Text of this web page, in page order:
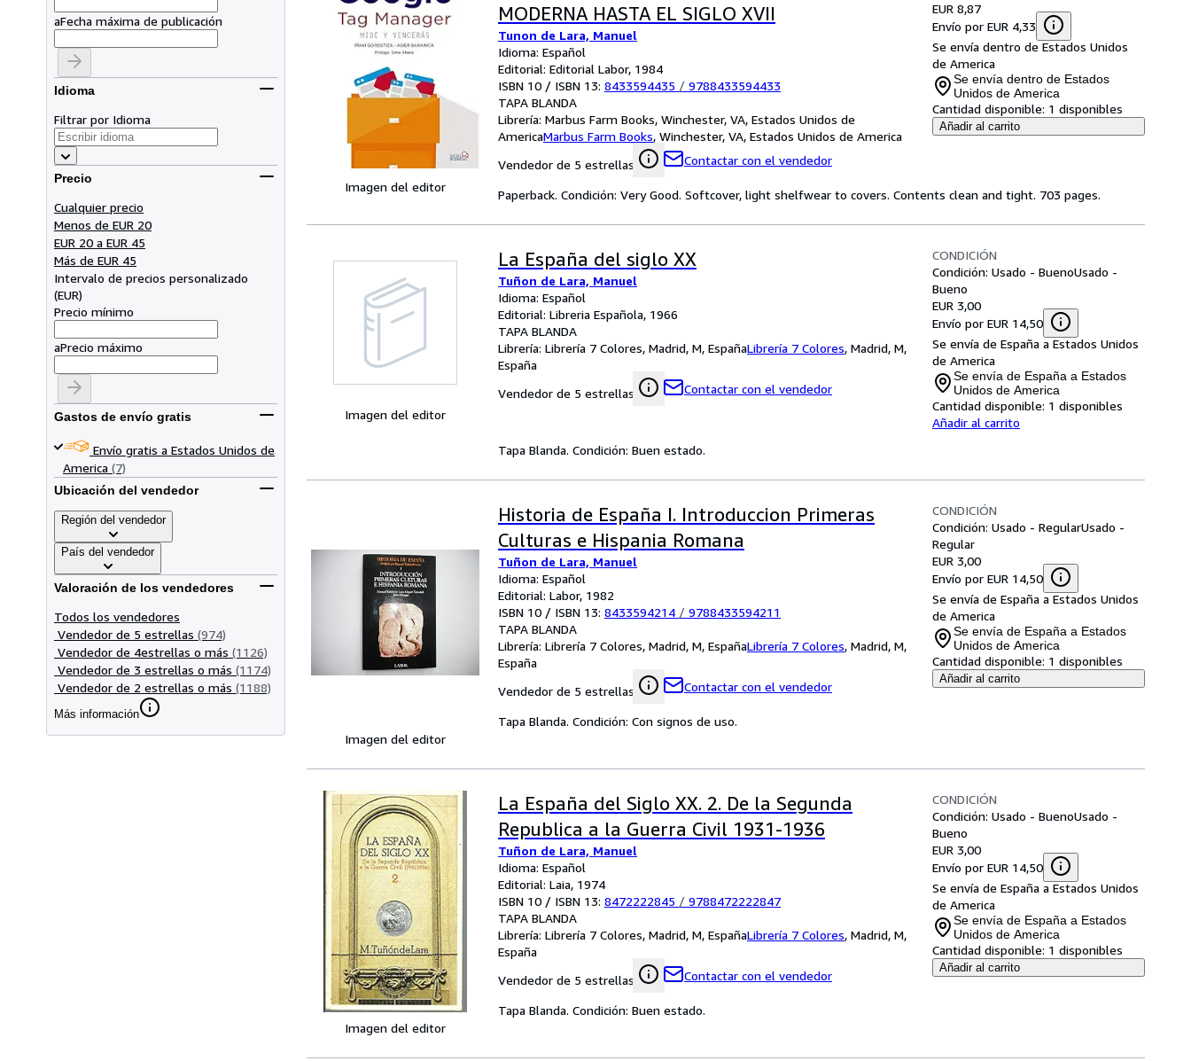
aFecha máxima de publicación
Idioma
Filtrar por Idioma
Precio
Cualquier precio
Menos de EUR 20
EUR 20 a EUR 45
Más de EUR 45
Intervalo de precios personalizado
(EUR)
Precio mínimo
aPrecio máximo
Gastos de envío gratis
Envío gratis a Estados Unidos de
America (7)
Ubicación del vendedor
Región del vendedor
País del vendedor
Valoración de los vendedores
Todos los vendedores
Vendedor de 5 estrellas (974)
Vendedor de 4estrellas o más (1126)
Vendedor de 3 estrellas o más (1174)
Vendedor de 2 estrellas o más (1188)
Más información
Imagen del editor
MODERNA HASTA EL SIGLO XVII
Tunon de Lara, Manuel
Idioma: Español
Editorial: Editorial Labor, 1984
ISBN 10 / ISBN 13: 8433594435 / 9788433594433
TAPA BLANDA
Librería: Marbus Farm Books, Winchester, VA, Estados Unidos de
AmericaMarbus Farm Books, Winchester, VA, Estados Unidos de America
Vendedor de 5 estrellas
Contactar con el vendedor
EUR 8,87
Envío por EUR 4,33
Se envía dentro de Estados Unidos
de America
Se envía dentro de Estados
Unidos de America
Cantidad disponible: 1 disponibles
Añadir al carrito
Paperback. Condición: Very Good. Softcover, light shelfwear to covers. Contents clean and tight. 703 pages.
Imagen del editor
La España del siglo XX
Tuñon de Lara, Manuel
Idioma: Español
Editorial: Libreria Española, 1966
TAPA BLANDA
Librería: Librería 7 Colores, Madrid, M, EspañaLibrería 7 Colores, Madrid, M,
España
Vendedor de 5 estrellas
Contactar con el vendedor
CONDICIÓN
Condición: Usado - BuenoUsado -
Bueno
EUR 3,00
Envío por EUR 14,50
Se envía de España a Estados Unidos
de America
Se envía de España a Estados
Unidos de America
Cantidad disponible: 1 disponibles
Añadir al carrito
Tapa Blanda. Condición: Buen estado.
Imagen del editor
Historia de España I. Introduccion Primeras
Culturas e Hispania Romana
Tuñon de Lara, Manuel
Idioma: Español
Editorial: Labor, 1982
ISBN 10 / ISBN 13: 8433594214 / 9788433594211
TAPA BLANDA
Librería: Librería 7 Colores, Madrid, M, EspañaLibrería 7 Colores, Madrid, M,
España
Vendedor de 5 estrellas
Contactar con el vendedor
CONDICIÓN
Condición: Usado - RegularUsado -
Regular
EUR 3,00
Envío por EUR 14,50
Se envía de España a Estados Unidos
de America
Se envía de España a Estados
Unidos de America
Cantidad disponible: 1 disponibles
Añadir al carrito
Tapa Blanda. Condición: Con signos de uso.
Imagen del editor
La España del Siglo XX. 2. De la Segunda
Republica a la Guerra Civil 1931-1936
Tuñon de Lara, Manuel
Idioma: Español
Editorial: Laia, 1974
ISBN 10 / ISBN 13: 8472222845 / 9788472222847
TAPA BLANDA
Librería: Librería 7 Colores, Madrid, M, EspañaLibrería 7 Colores, Madrid, M,
España
Vendedor de 5 estrellas
Contactar con el vendedor
CONDICIÓN
Condición: Usado - BuenoUsado -
Bueno
EUR 3,00
Envío por EUR 14,50
Se envía de España a Estados Unidos
de America
Se envía de España a Estados
Unidos de America
Cantidad disponible: 1 disponibles
Añadir al carrito
Tapa Blanda. Condición: Buen estado.